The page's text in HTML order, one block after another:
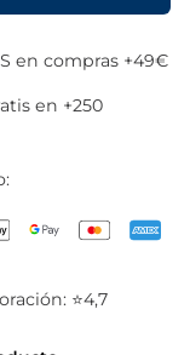
en compras +49€
en +250
⭐4,7